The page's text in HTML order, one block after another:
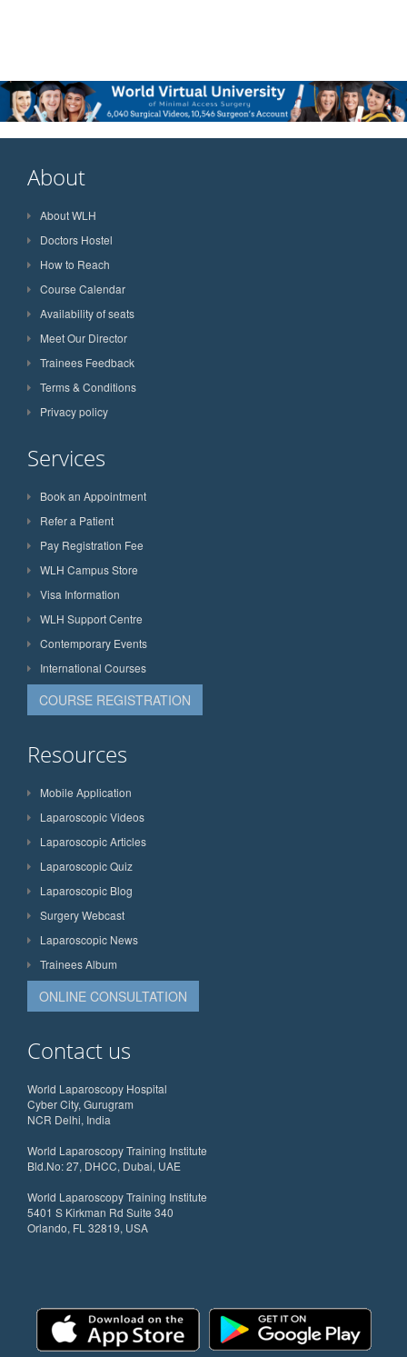
About
About WLH
Doctors Hostel
How to Reach
Course Calendar
Availability of seats
Meet Our Director
Trainees Feedback
Terms & Conditions
Privacy policy
Services
Book an Appointment
Refer a Patient
Pay Registration Fee
WLH Campus Store
Visa Information
WLH Support Centre
Contemporary Events
International Courses
COURSE REGISTRATION
Resources
Mobile Application
Laparoscopic Videos
Laparoscopic Articles
Laparoscopic Quiz
Laparoscopic Blog
Surgery Webcast
Laparoscopic News
Trainees Album
ONLINE CONSULTATION
Contact us
World Laparoscopy Hospital
Cyber City, Gurugram
NCR Delhi, India
World Laparoscopy Training Institute
Bld.No: 27, DHCC, Dubai, UAE
World Laparoscopy Training Institute
5401 S Kirkman Rd Suite 340
Orlando, FL 32819, USA